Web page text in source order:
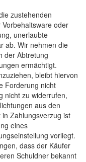
zustehenden
oder
unerlaubte
ab. Wir nehmen die
der Abtretung
ermächtigt.
bleibt hiervon
Forderung nicht
nicht zu widerrufen,
aus den
Zahlungsverzug ist
eines
vorliegt.
dass der Käufer
Schuldner bekannt